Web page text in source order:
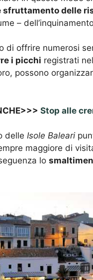
sfruttamento delle
–
di offrire numerosi
i picchi registrati
possono
Stop alle
delle Isole Baleari
maggiore di
lo